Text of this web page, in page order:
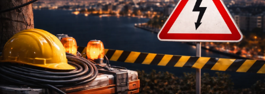
YEREL YÖNETİMLER